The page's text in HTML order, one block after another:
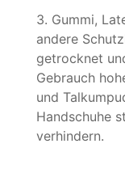
3. Gummi,
andere
getrocknet
Gebrauch
und
Handschuhe
verhindern.